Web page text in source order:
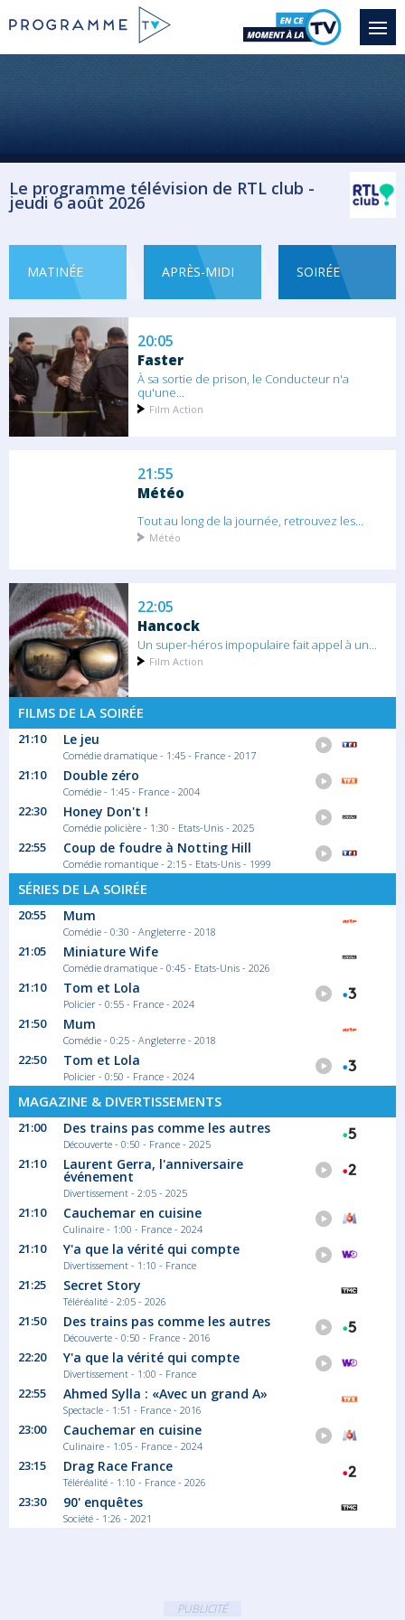
Le programme télévision de RTL club -
jeudi 6 août 2026
MATINÉE APRÈS-MIDI SOIRÉE
18:35
Saison 1 épisode 15
19:25
Chaque jour, sept candidats sont
sélectionnés...
Jeu
20:05
Faster
À sa sortie de prison, le Conducteur n'a
qu'une...
Film Action
21:55
Météo
Tout au long de la journée, retrouvez les...
Météo
22:05
Hancock
Un super-héros impopulaire fait appel à un...
Film Action
Waldorado
Saison 8 épisode 18
Laura est à Han-sur-Lesse, au coeur du
Domaine...
Magazine Société
00:25
Chaque jour, un produit exclusif est mis en...
Magazine Télé-achat
FILMS DE LA SOIRÉE
21:10 Le jeu
Comédie dramatique - 1:45 - France - 2017
21:10 Double zéro
Comédie - 1:45 - France - 2004
22:30 Honey Don't !
Comédie policière - 1:30 - Etats-Unis - 2025
22:55 Coup de foudre à Notting Hill
Comédie romantique - 2:15 - Etats-Unis - 1999
SÉRIES DE LA SOIRÉE
20:55 Mum
Comédie - 0:30 - Angleterre - 2018
21:05 Miniature Wife
Comédie dramatique - 0:45 - Etats-Unis - 2026
21:10 Tom et Lola
Policier - 0:55 - France - 2024
21:50 Mum
Comédie - 0:25 - Angleterre - 2018
22:50 Tom et Lola
Policier - 0:50 - France - 2024
MAGAZINE & DIVERTISSEMENTS
21:00 Des trains pas comme les autres
Découverte - 0:50 - France - 2025
21:10 Laurent Gerra, l'anniversaire
événement
Divertissement - 2:05 - 2025
21:10 Cauchemar en cuisine
Culinaire - 1:00 - France - 2024
21:10 Y'a que la vérité qui compte
Divertissement - 1:10 - France
21:25 Secret Story
Téléréalité - 2:05 - 2026
21:50 Des trains pas comme les autres
Découverte - 0:50 - France - 2016
22:20 Y'a que la vérité qui compte
Divertissement - 1:00 - France
22:55 Ahmed Sylla : «Avec un grand A»
Spectacle - 1:51 - France - 2016
23:00 Cauchemar en cuisine
Culinaire - 1:05 - France - 2024
23:15 Drag Race France
Téléréalité - 1:10 - France - 2026
23:30 90' enquêtes
Société - 1:26 - 2021
PUBLICITÉ